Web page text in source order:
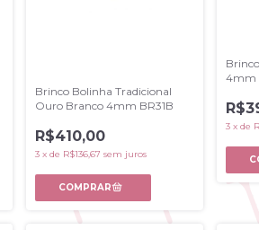
Brinco Bolinha Tradicional
Ouro Branco 4mm BR31B
R$410,00
3 xde R$136,67 sem juros
4mm
3 x de